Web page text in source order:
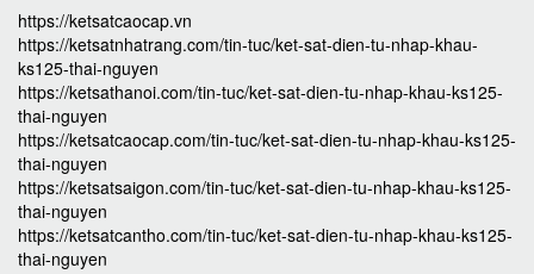
https://ketsatcaocap.vn
https://ketsatnhatrang.com/tin-tuc/ket-sat-dien-tu-nhap-khau-
ks125-thai-nguyen
https://ketsathanoi.com/tin-tuc/ket-sat-dien-tu-nhap-khau-ks125-
thai-nguyen
https://ketsatcaocap.com/tin-tuc/ket-sat-dien-tu-nhap-khau-ks125-
thai-nguyen
https://ketsatsaigon.com/tin-tuc/ket-sat-dien-tu-nhap-khau-ks125-
thai-nguyen
https://ketsatcantho.com/tin-tuc/ket-sat-dien-tu-nhap-khau-ks125-
thai-nguyen